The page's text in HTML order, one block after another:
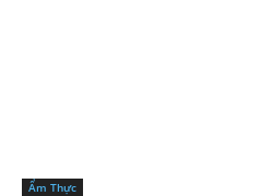
Ẩm Thực